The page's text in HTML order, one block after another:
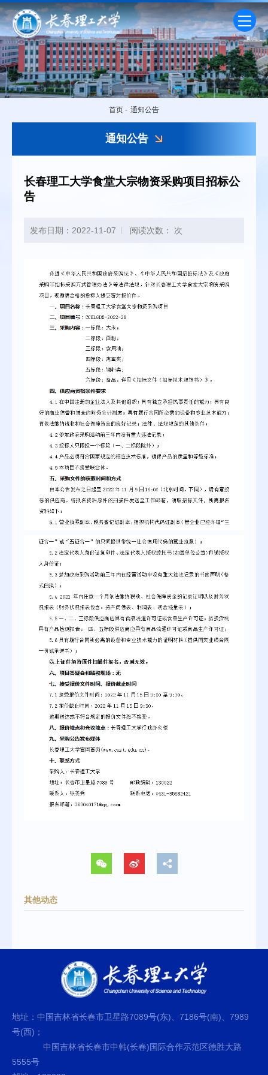
通知公告
首页 - 通知公告
长春理工大学食堂大宗物资采购项目招标公
告
发布日期：2022-11-07 阅读次数： 次
其他动态
地址：中国吉林省长春市卫星路7089号(东)、7186号(南)、7989
号(西)；
中国吉林省长春市中韩(长春)国际合作示范区德胜大路
5555号